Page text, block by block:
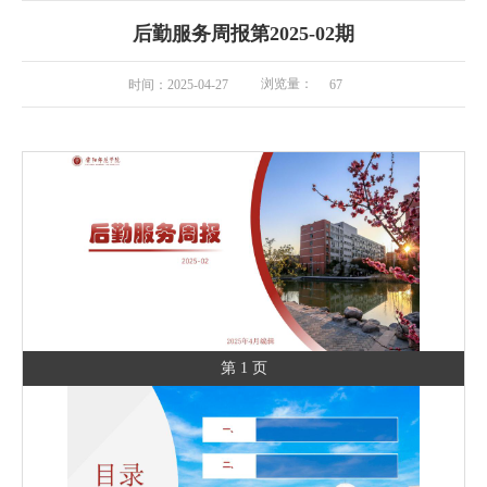
后勤服务周报第2025-02期
时间：2025-04-27 浏览量： 67
第 1 页